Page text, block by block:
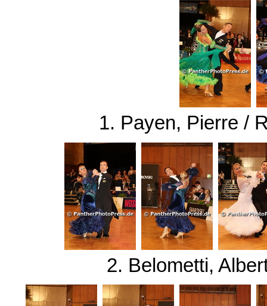
1. Payen, Pierre /
2. Belometti,